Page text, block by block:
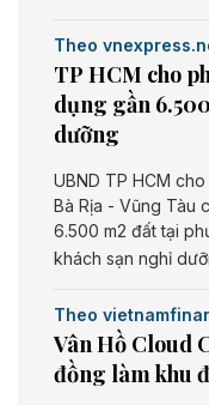
Theo
TP HCM cho
dụng gần
dưỡng
UBND TP HCM
Bà Rịa - Vũng Tàu
6.500 m2 đất tại
khách sạn nghỉ
Theo
Vân Hồ Cloud
đồng làm khu